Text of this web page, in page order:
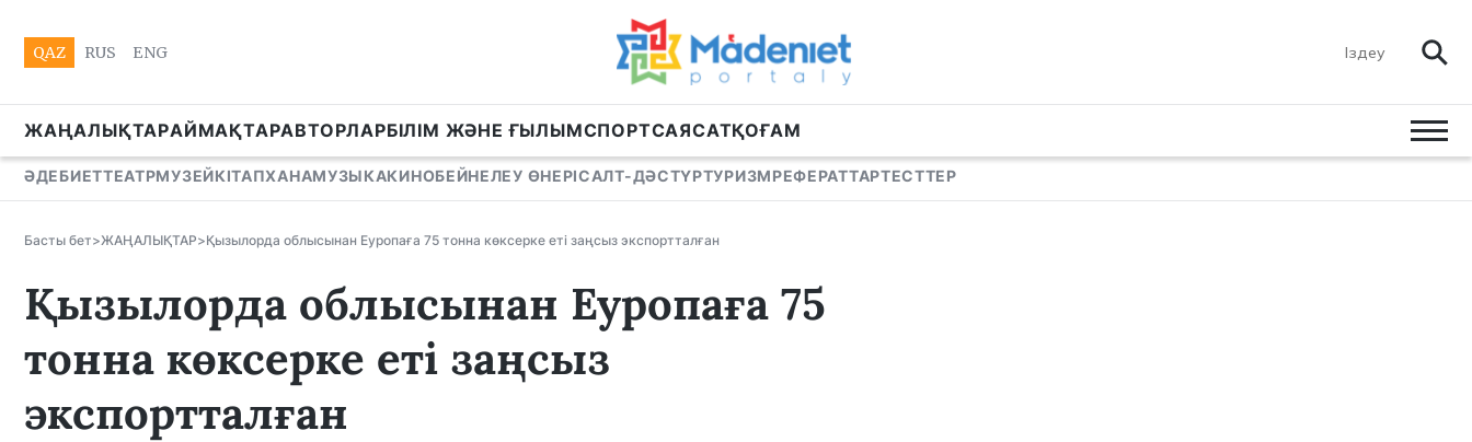
QAZ RUS ENG
ЖАҢАЛЫҚТАРАЙМАҚТАРАВТОРЛАРБІЛІМ ЖӘНЕ ҒЫЛЫМСПОРТСАЯСАТҚОҒАМ
ӘДЕБИЕТТЕАТРМУЗЕЙКІТАПХАНАМУЗЫКАКИНОБЕЙНЕЛЕУ ӨНЕРІСАЛТ-ДӘСТҮРТУРИЗМРЕФЕРАТТАРТЕСТТЕР
Басты бет>ЖАҢАЛЫҚТАР>Қызылорда облысынан Еуропаға 75 тонна көксерке еті заңсыз экспортталған
Қызылорда облысынан Еуропаға 75
тонна көксерке еті заңсыз
экспортталған